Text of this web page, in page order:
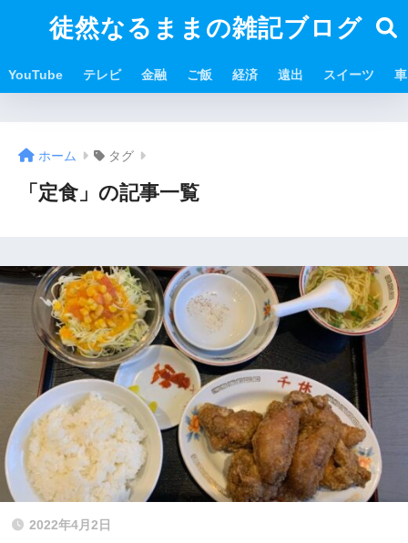
徒然なるままの雑記ブログ
YouTube テレビ 金融 ご飯 経済 遠出 スイーツ 車
ホーム タグ
「定食」の記事一覧
2022年4月2日